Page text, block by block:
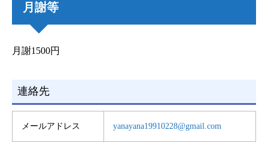
月謝等
月謝1500円
連絡先
メールアドレス yanayana19910228@gmail.com